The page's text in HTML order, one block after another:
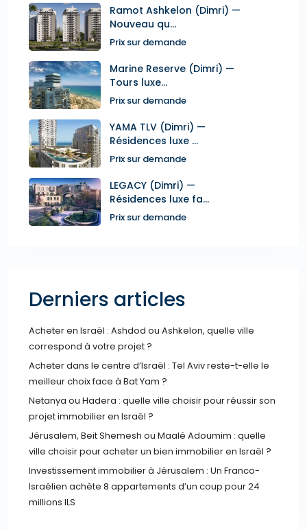
Ramot Ashkelon (Dimri) —
Nouveau qu...
Prix sur demande
Marine Reserve (Dimri) —
Tours luxe...
Prix sur demande
YAMA TLV (Dimri) —
Résidences luxe ...
Prix sur demande
LEGACY (Dimri) —
Résidences luxe fa...
Prix sur demande
Derniers articles
Acheter en Israël : Ashdod ou Ashkelon, quelle ville
correspond à votre projet ?
Acheter dans le centre d’Israël : Tel Aviv reste-t-elle le
meilleur choix face à Bat Yam ?
Netanya ou Hadera : quelle ville choisir pour réussir son
projet immobilier en Israël ?
Jérusalem, Beit Shemesh ou Maalé Adoumim : quelle
ville choisir pour acheter un bien immobilier en Israël ?
Investissement immobilier à Jérusalem : Un Franco-
Israélien achète 8 appartements d’un coup pour 24
millions ILS